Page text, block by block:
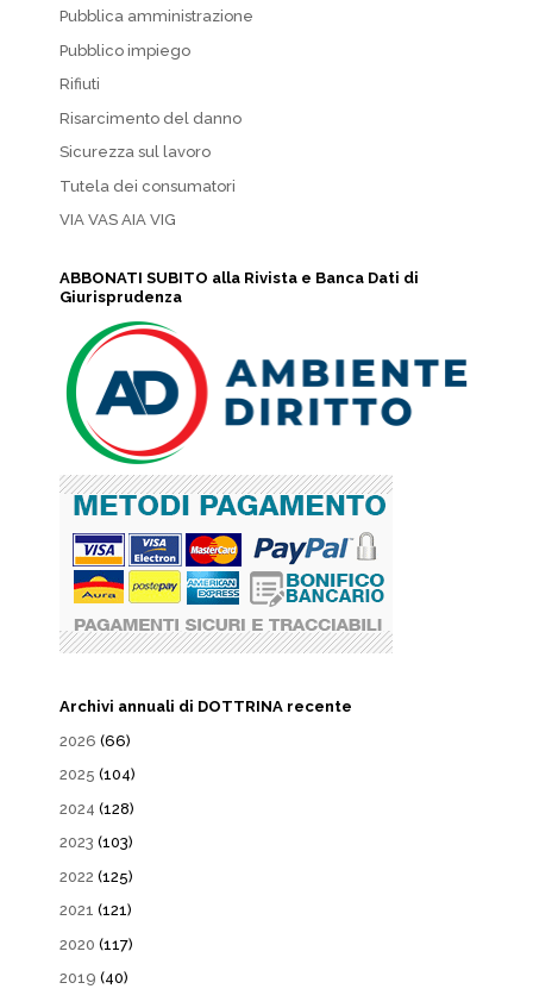
Pubblica amministrazione
Pubblico impiego
Rifiuti
Risarcimento del danno
Sicurezza sul lavoro
Tutela dei consumatori
VIA VAS AIA VIG
ABBONATI SUBITO alla Rivista e Banca Dati di
Giurisprudenza
Archivi annuali di DOTTRINA recente
2026 (66)
2025 (104)
2024 (128)
2023 (103)
2022 (125)
2021 (121)
2020 (117)
2019 (40)